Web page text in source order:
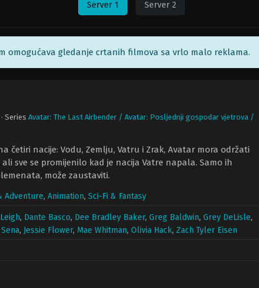
Server 1 Server 2
omogućava gledanje crtanih filmova sa vrlo malo reklama.
· Series Avatar: The Last Airbender / Avatar: Posljednji gospodar vjetrova /
četiri nacije: Vodu, Zemlju, Vatru i Zrak, Avatar mora održati
sve se promijenilo kad je nacija Vatre napala. Samo ih
može zaustaviti.
Adventure, Animation, Sci-Fi & Fantasy
, Dante Basco, Dee Bradley Baker, Greg Baldwin, Grey DeLisle,
, Jessie Flower, Mae Whitman, Olivia Hack, Zach Tyler Eisen